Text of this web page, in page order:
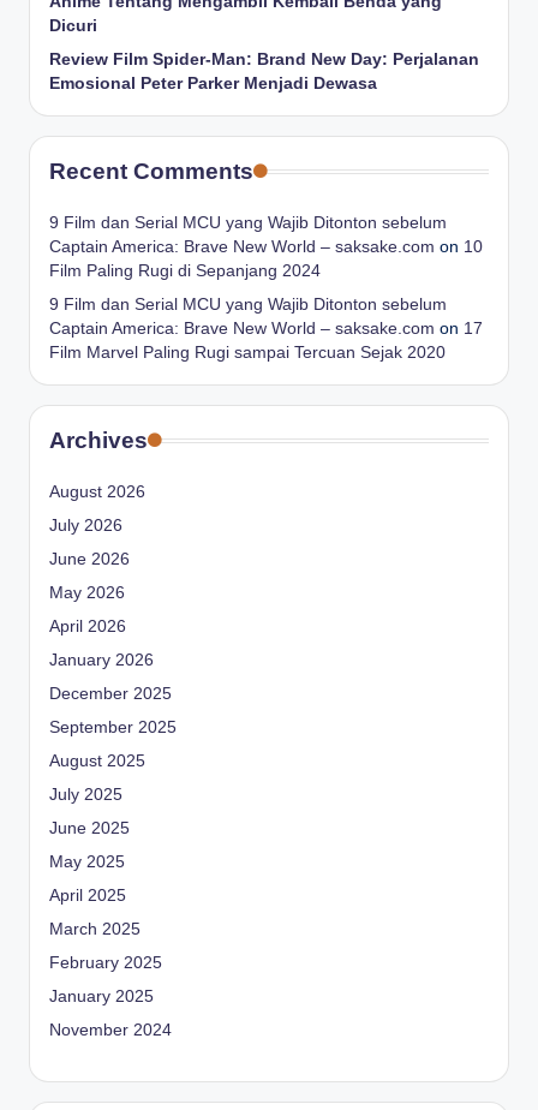
Dicuri
Review Film Spider-Man: Brand New Day: Perjalanan
Emosional Peter Parker Menjadi Dewasa
Recent Comments
9 Film dan Serial MCU yang Wajib Ditonton sebelum
Captain America: Brave New World – saksake.com on 10
Film Paling Rugi di Sepanjang 2024
9 Film dan Serial MCU yang Wajib Ditonton sebelum
Captain America: Brave New World – saksake.com on 17
Film Marvel Paling Rugi sampai Tercuan Sejak 2020
Archives
August 2026
July 2026
June 2026
May 2026
April 2026
January 2026
December 2025
September 2025
August 2025
July 2025
June 2025
May 2025
April 2025
March 2025
February 2025
January 2025
November 2024